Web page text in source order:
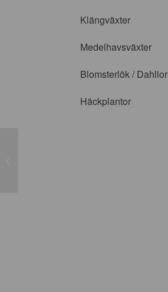
Klängväxter
Medelhavsväxter
Blomsterlök / Dahlior
Häckplantor